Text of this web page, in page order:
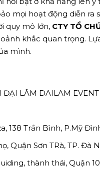
mọi hoạt động diễn ra
quy mô lớn, CTY TỔ
khắc quan trọng.
mình.
ĐẠI LÂM DAILAM EVENT
138 Trần Bình, P.Mỹ
Quận Sơn TRà, TP. Đà
thành thái, Quận